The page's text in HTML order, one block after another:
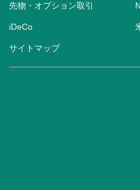
先物・オプション取引
iDeCo
サイトマップ